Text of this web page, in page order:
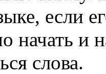
если
начать и
слова.